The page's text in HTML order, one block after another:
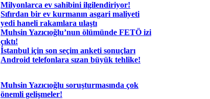
Milyonlarca ev sahibini ilgilendiriyor!
Sıfırdan bir ev kurmanın asgari maliyeti
yedi haneli rakamlara ulaştı
Muhsin Yazıcıoğlu’nun ölümünde FETÖ izi
çıktı!
İstanbul için son seçim anketi sonuçları
Android telefonlara sızan büyük tehlike!
Muhsin Yazıcıoğlu soruşturmasında çok
önemli gelişmeler!